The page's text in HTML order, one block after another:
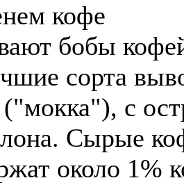
кофе
бобы
сорта
с
Сырые
около 1%